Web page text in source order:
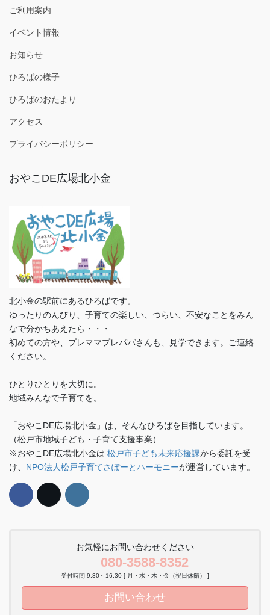
ご利用案内
イベント情報
お知らせ
ひろばの様子
ひろばのおたより
アクセス
プライバシーポリシー
おやこDE広場北小金
北小金の駅前にあるひろばです。
ゆったりのんびり、子育ての楽しい、つらい、不安なことをみん
なで分かちあえたら・・・
初めての方や、プレママプレパパさんも、見学できます。ご連絡
ください。
ひとりひとりを大切に。
地域みんなで子育てを。
「おやこDE広場北小金」は、そんなひろばを目指しています。
（松戸市地域子ども・子育て支援事業）
※おやこDE広場北小金は 松戸市子ども未来応援課から委託を受
け、 NPO法人松戸子育てさぽーとハーモニーが運営しています。
お気軽にお問い合わせください
080-3588-8352
受付時間 9:30～16:30 [ 月・水・木・金（祝日休館） ]
お問い合わせ